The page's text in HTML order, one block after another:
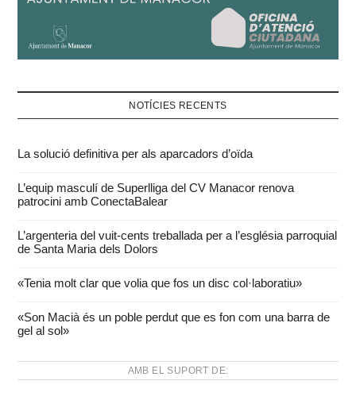
NOTÍCIES RECENTS
La solució definitiva per als aparcadors d’oïda
L’equip masculí de Superlliga del CV Manacor renova
patrocini amb ConectaBalear
L’argenteria del vuit-cents treballada per a l’església parroquial
de Santa Maria dels Dolors
«Tenia molt clar que volia que fos un disc col·laboratiu»
«Son Macià és un poble perdut que es fon com una barra de
gel al sol»
AMB EL SUPORT DE: